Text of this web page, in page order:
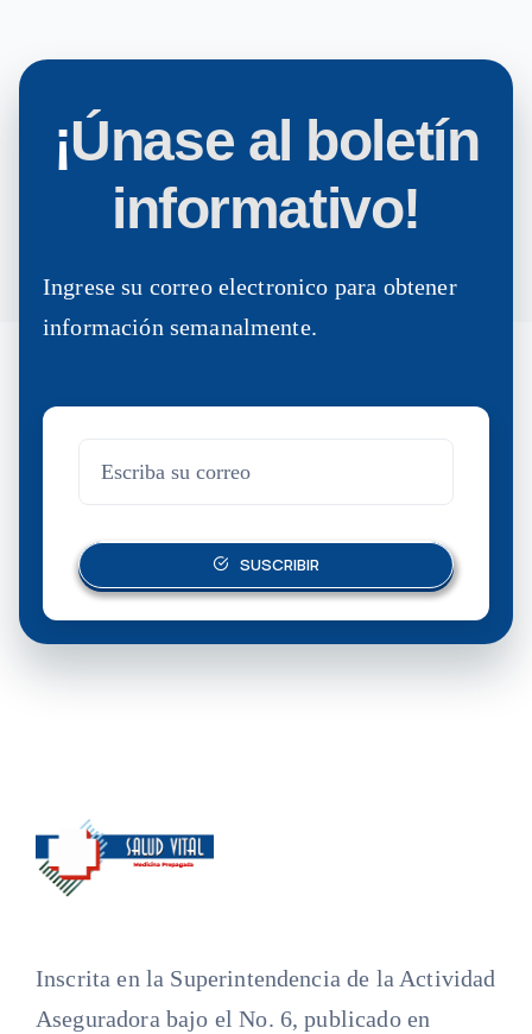
¡Únase al boletín
informativo!
Ingrese su correo electronico para obtener
información semanalmente.
SUSCRIBIR
Inscrita en la Superintendencia de la Actividad
Aseguradora bajo el No. 6, publicado en